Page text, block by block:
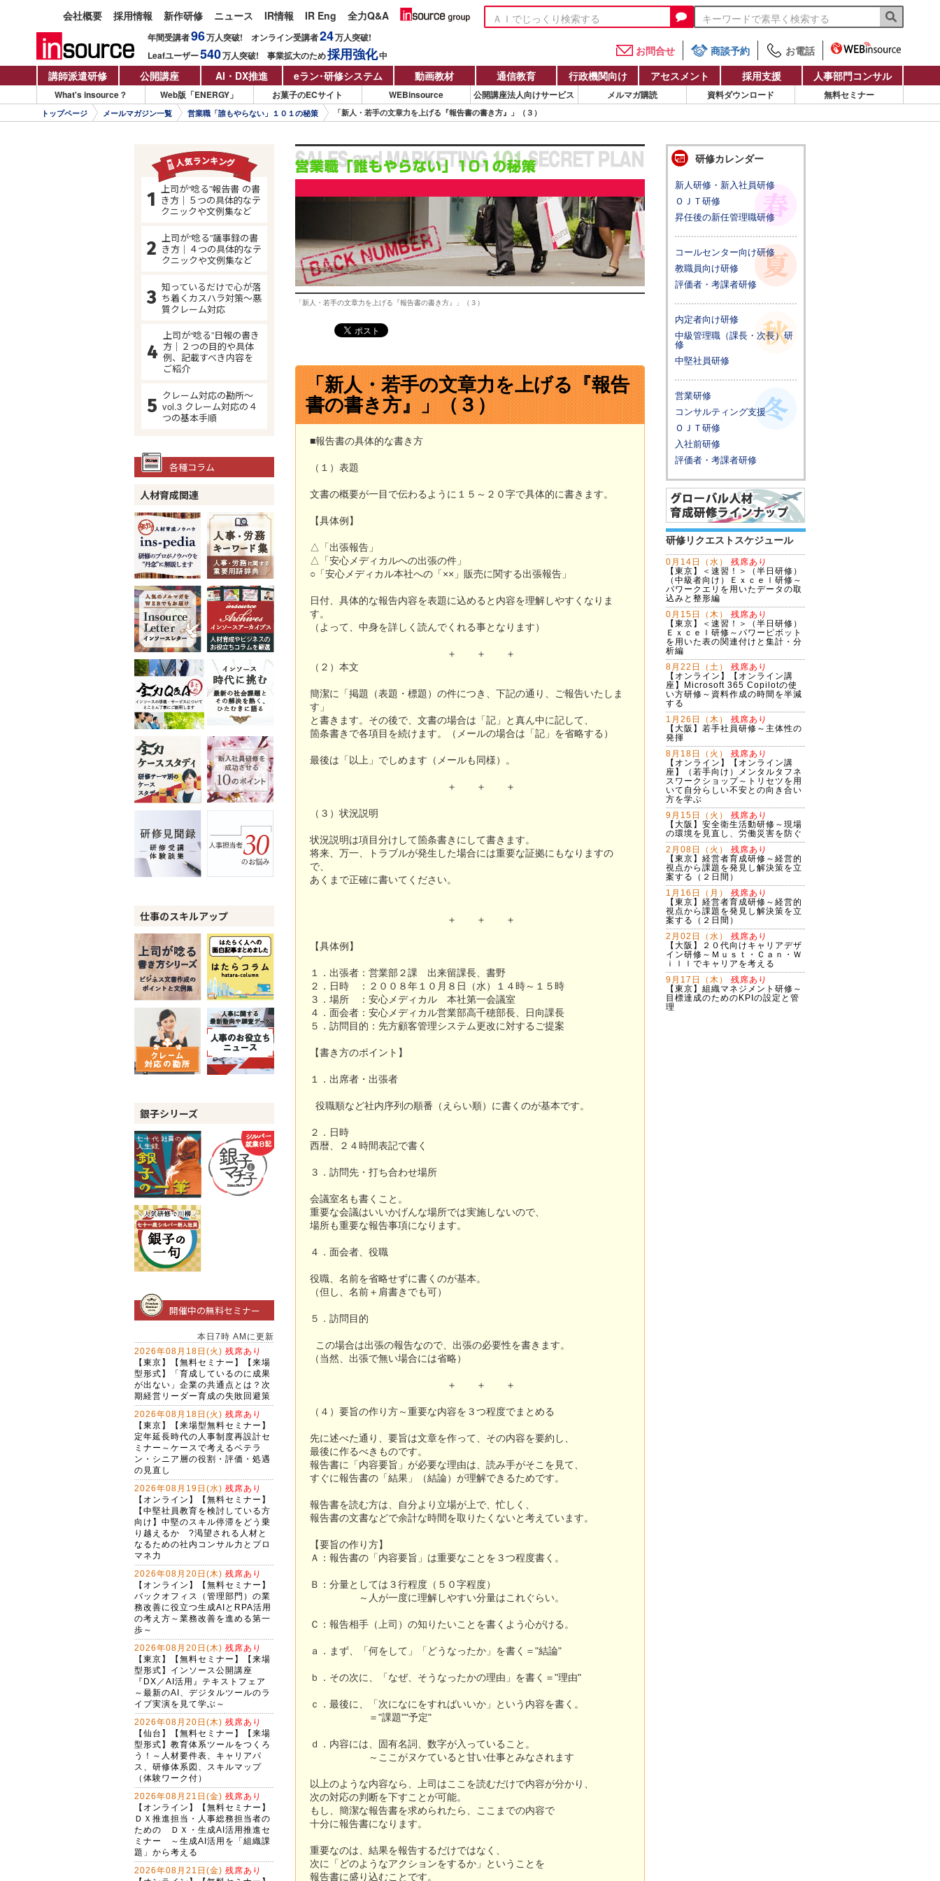
会社概要 採用情報 新作研修 ニュース IR情報 IR Eng 全力Q&A
年間受講者96万人突破! オンライン受講者24万人突破!
Leafユーザー540万人突破! 事業拡大のため採用強化中 お問合せ 商談予約
お電話
講師派遣研修
公開講座 AI・DX推進 eラン・研修システム 動画教材 通信教育 行政機関向け アセスメント 採用支援 人事部門コンサル
What's insource？ Web版「ENERGY」 お菓子のECサイト WEBinsource 公開講座法人向けサービス メルマガ購読 資料ダウンロード 無料セミナー
トップページ メールマガジン一覧 営業職「誰もやらない」１０１の秘策 「新人・若手の文章力を上げる『報告書の書き方』」（３）
「新人・若手の文章力を上げる『報告書の書き方』」（３）
「新人・若手の文章力を上げる『報告
書の書き方』」（３）
■報告書の具体的な書き方
（１）表題
文書の概要が一目で伝わるように１５～２０字で具体的に書きます。
【具体例】
△「出張報告」
△「安心メディカルへの出張の件」
○「安心メディカル本社への「××」販売に関する出張報告」
日付、具体的な報告内容を表題に込めると内容を理解しやすくなりま
す。
（よって、中身を詳しく読んでくれる事となります）
＋ ＋ ＋
（２）本文
簡潔に「掲題（表題・標題）の件につき、下記の通り、ご報告いたしま
す」
と書きます。その後で、文書の場合は「記」と真ん中に記して、
箇条書きで各項目を続けます。（メールの場合は「記」を省略する）
最後は「以上」でしめます（メールも同様）。
＋ ＋ ＋
（３）状況説明
状況説明は項目分けして箇条書きにして書きます。
将来、万一、トラブルが発生した場合には重要な証拠にもなりますの
で、
あくまで正確に書いてください。
＋ ＋ ＋
【具体例】
１．出張者：営業部２課 出来留課長、書野
２．日時 ：２００８年１０月８日（水）１４時～１５時
３．場所 ：安心メディカル 本社第一会議室
４．面会者：安心メディカル営業部高千穂部長、日向課長
５．訪問目的：先方顧客管理システム更改に対するご提案
【書き方のポイント】
１．出席者・出張者
役職順など社内序列の順番（えらい順）に書くのが基本です。
２．日時
西暦、２４時間表記で書く
３．訪問先・打ち合わせ場所
会議室名も書くこと。
重要な会議はいいかげんな場所では実施しないので、
場所も重要な報告事項になります。
４．面会者、役職
役職、名前を省略せずに書くのが基本。
（但し、名前＋肩書きでも可）
５．訪問目的
この場合は出張の報告なので、出張の必要性を書きます。
（当然、出張で無い場合には省略）
＋ ＋ ＋
（４）要旨の作り方～重要な内容を３つ程度でまとめる
先に述べた通り、要旨は文章を作って、その内容を要約し、
最後に作るべきものです。
報告書に「内容要旨」が必要な理由は、読み手がそこを見て、
すぐに報告書の「結果」（結論）が理解できるためです。
報告書を読む方は、自分より立場が上で、忙しく、
報告書の文書などで余計な時間を取りたくないと考えています。
【要旨の作り方】
Ａ：報告書の「内容要旨」は重要なことを３つ程度書く。
Ｂ：分量としては３行程度（５０字程度）
～人が一度に理解しやすい分量はこれぐらい。
Ｃ：報告相手（上司）の知りたいことを書くよう心がける。
ａ．まず、「何をして」「どうなったか」を書く＝"結論"
ｂ．その次に、「なぜ、そうなったかの理由」を書く＝"理由"
ｃ．最後に、「次になにをすればいいか」という内容を書く。
＝"課題""予定"
ｄ．内容には、固有名詞、数字が入っていること。
～ここがヌケていると甘い仕事とみなされます
以上のような内容なら、上司はここを読むだけで内容が分かり、
次の対応の判断を下すことが可能。
もし、簡潔な報告書を求められたら、ここまでの内容で
十分に報告書になります。
重要なのは、結果を報告するだけではなく、
次に「どのようなアクションをするか」ということを
報告書に盛り込むことです。
上司が“唸る”報告書 の書
き方｜５つの具体的なテ
クニックや文例集など
上司が“唸る”議事録の書
き方｜４つの具体的なテ
クニックや文例集など
知っているだけで心が落
ち着くカスハラ対策～悪
質クレーム対応
上司が“唸る”日報の書き
方｜２つの目的や具体
例、記載すべき内容を
ご紹介
クレーム対応の勘所～
vol.3 クレーム対応の４
つの基本手順
各種コラム
人材育成関連
仕事のスキルアップ
銀子シリーズ
開催中の無料セミナー
研修カレンダー
新人研修・新入社員研修
ＯＪＴ研修
昇任後の新任管理職研修
コールセンター向け研修
教職員向け研修
評価者・考課者研修
内定者向け研修
中級管理職（課長・次長）研
修
中堅社員研修
営業研修
コンサルティング支援
ＯＪＴ研修
入社前研修
評価者・考課者研修
研修リクエストスケジュール